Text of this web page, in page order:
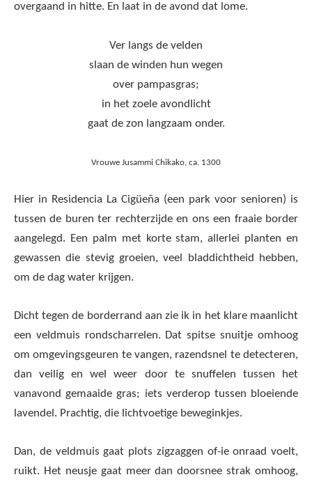
overgaand in hitte. En laat in de avond dat lome.
Ver langs de velden
slaan de winden hun wegen
over pampasgras;
in het zoele avondlicht
gaat de zon langzaam onder.
Vrouwe Jusammi Chikako, ca. 1300
Hier in Residencia La Cigüeña (een park voor senioren) is
tussen de buren ter rechterzijde en ons een fraaie border
aangelegd. Een palm met korte stam, allerlei planten en
gewassen die stevig groeien, veel bladdichtheid hebben,
om de dag water krijgen.
Dicht tegen de borderrand aan zie ik in het klare maanlicht
een veldmuis rondscharrelen. Dat spitse snuitje omhoog
om omgevingsgeuren te vangen, razendsnel te detecteren,
dan veilig en wel weer door te snuffelen tussen het
vanavond gemaaide gras; iets verderop tussen bloeiende
lavendel. Prachtig, die lichtvoetige beweginkjes.
Dan, de veldmuis gaat plots zigzaggen of-ie onraad voelt,
ruikt. Het neusje gaat meer dan doorsnee strak omhoog,